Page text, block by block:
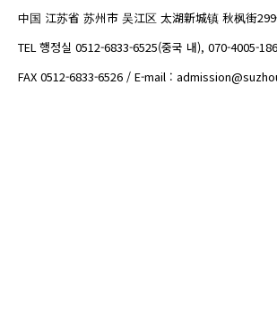
中国 江苏省 苏州市 吴江区 太湖新城镇 秋枫街
TEL 행정실 0512-6833-6525(중국 내), 070-4005-
FAX 0512-6833-6526 / E-mail :